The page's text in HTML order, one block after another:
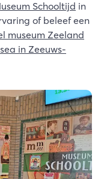
Schooltijd in
of beleef een
museum Zeeland
in Zeeuws-